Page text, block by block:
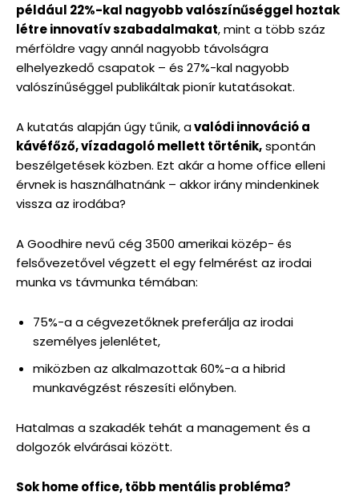
például 22%-kal nagyobb valószínűséggel hoztak
létre innovatív szabadalmakat, mint a több száz
mérföldre vagy annál nagyobb távolságra
elhelyezkedő csapatok – és 27%-kal nagyobb
valószínűséggel publikáltak pionír kutatásokat.
A kutatás alapján úgy tűnik, avalódi innováció a
kávéfőző, vízadagoló mellett történik,spontán
beszélgetések közben. Ezt akár a home office elleni
érvnek is használhatnánk – akkor irány mindenkinek
vissza az irodába?
A Goodhire nevű cég 3500 amerikai közép- és
felsővezetővel végzett el egy felmérést az irodai
munka vs távmunka témában:
75%-a a cégvezetőknek preferálja az irodai
személyes jelenlétet,
miközben az alkalmazottak 60%-a a hibrid
munkavégzést részesíti előnyben.
Hatalmas a szakadék tehát a management és a
dolgozók elvárásai között.
Sok home office, több mentális probléma?